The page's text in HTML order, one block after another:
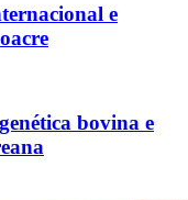
e
bovina e